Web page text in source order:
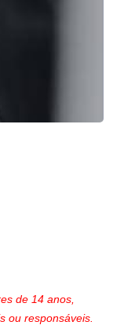
de 14 anos,
ou responsáveis.